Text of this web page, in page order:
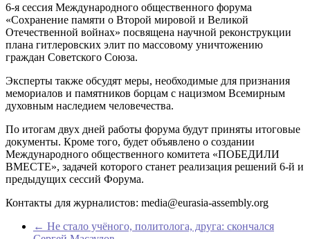
6-я сессия Международного общественного форума
«Сохранение памяти о Второй мировой и Великой
Отечественной войнах» посвящена научной реконструкции
плана гитлеровских элит по массовому уничтожению
граждан Советского Союза.
Эксперты также обсудят меры, необходимые для признания
мемориалов и памятников борцам с нацизмом Всемирным
духовным наследием человечества.
По итогам двух дней работы форума будут приняты итоговые
документы. Кроме того, будет объявлено о создании
Международного общественного комитета «ПОБЕДИЛИ
ВМЕСТЕ», задачей которого станет реализация решений 6-й и
предыдущих сессий Форума.
Контакты для журналистов: media@eurasia-assembly.org
← Не стало учёного, политолога, друга: скончался